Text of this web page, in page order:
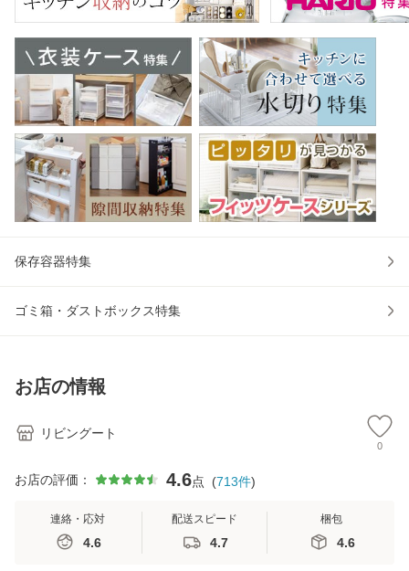
保存容器特集
ゴミ箱・ダストボックス特集
お店の情報
リビングート
0
お店の評価： 4.6点 (713件)
連絡・応対
4.6
配送スピード
4.7
梱包
4.6